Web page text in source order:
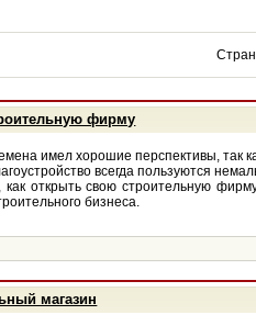
фирму
имел хорошие перспективы, так
всегда пользуются
открыть свою строительную
бизнеса.
магазин